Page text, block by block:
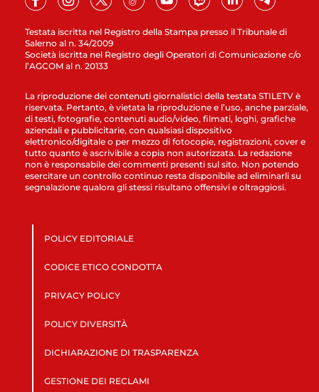
Testata iscritta nel Registro della Stampa presso il Tribunale di
Salerno al n. 34/2009
Società iscritta nel Registro degli Operatori di Comunicazione c/o
l’AGCOM al n. 20133
La riproduzione dei contenuti giornalistici della testata STILETV è
riservata. Pertanto, è vietata la riproduzione e l’uso, anche parziale,
di testi, fotografie, contenuti audio/video, filmati, loghi, grafiche
aziendali e pubblicitarie, con qualsiasi dispositivo
elettronico/digitale o per mezzo di fotocopie, registrazioni, cover e
tutto quanto è ascrivibile a copia non autorizzata. La redazione
non è responsabile dei commenti presenti sul sito. Non potendo
esercitare un controllo continuo resta disponibile ad eliminarli su
segnalazione qualora gli stessi risultano offensivi e oltraggiosi.
POLICY EDITORIALE
CODICE ETICO CONDOTTA
PRIVACY POLICY
POLICY DIVERSITÀ
DICHIARAZIONE DI TRASPARENZA
GESTIONE DEI RECLAMI